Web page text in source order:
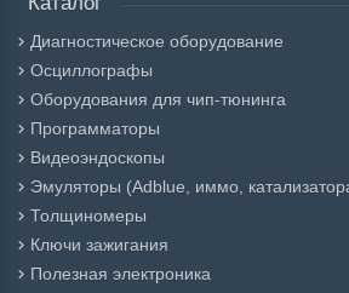
Диагностическое оборудование
Осциллографы
Оборудования для чип-тюнинга
Программаторы
Видеоэндоскопы
Эмуляторы (Adblue, иммо,
Толщиномеры
Ключи зажигания
Полезная электроника